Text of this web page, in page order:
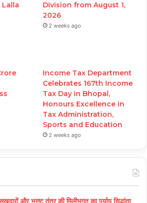
Lalla
Division from August 1,
2026
2 weeks ago
Income Tax Department
Celebrates 167th Income
Tax Day in Bhopal,
Honours Excellence in
Tax Administration,
Sports and Education
2 weeks ago
और भ्रष्ट तंत्र की मिलीभगत का पर्याय सिद्धांता